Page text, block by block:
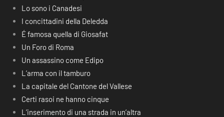
Lo sono i Canadesi
I concittadini della Deledda
É famosa quella di Giosafat
Un Foro di Roma
Un assassino come Edipo
L’arma con il tamburo
La capitale del Cantone del Vallese
Certi rasoi ne hanno cinque
L’inserimento di una strada in un’altra